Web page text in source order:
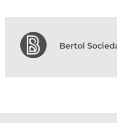
Bertol